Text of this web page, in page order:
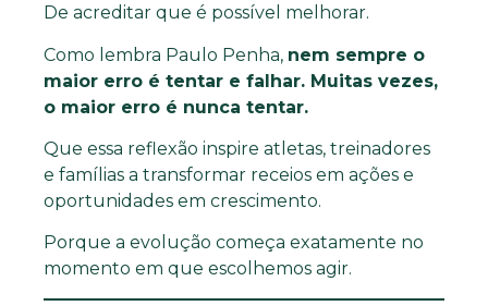
De acreditar que é possível melhorar.
Como lembra Paulo Penha, nem sempre o
maior erro é tentar e falhar. Muitas vezes,
o maior erro é nunca tentar.
Que essa reflexão inspire atletas, treinadores
e famílias a transformar receios em ações e
oportunidades em crescimento.
Porque a evolução começa exatamente no
momento em que escolhemos agir.